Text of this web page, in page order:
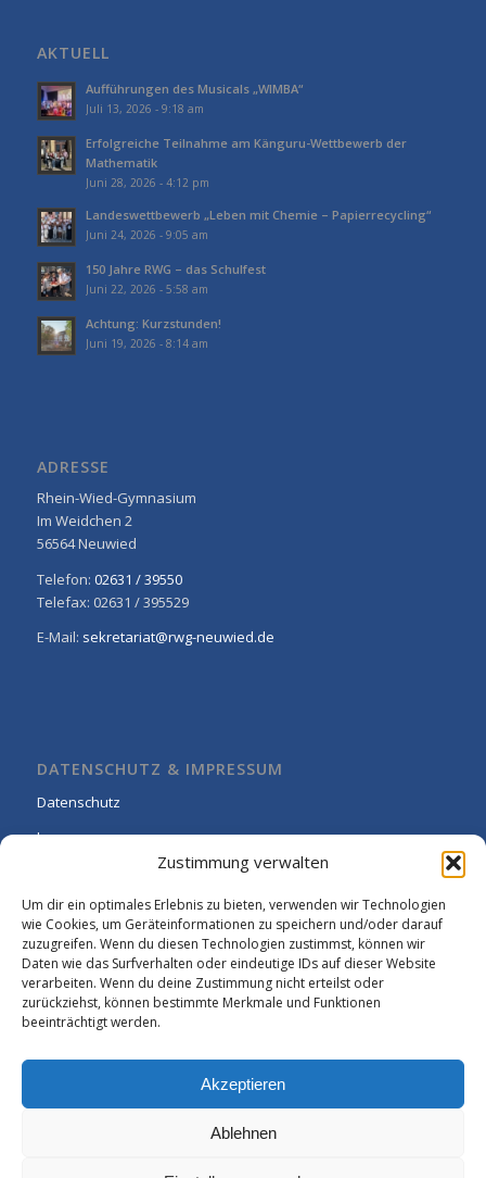
Zustimmung verwalten
Um dir ein optimales Erlebnis zu bieten, verwenden wir Technologien
wie Cookies, um Geräteinformationen zu speichern und/oder darauf
zuzugreifen. Wenn du diesen Technologien zustimmst, können wir
Daten wie das Surfverhalten oder eindeutige IDs auf dieser Website
verarbeiten. Wenn du deine Zustimmung nicht erteilst oder
zurückziehst, können bestimmte Merkmale und Funktionen
beeinträchtigt werden.
Akzeptieren
Ablehnen
AKTUELL
Aufführungen des Musicals „WIMBA“
Juli 13, 2026 - 9:18 am
Erfolgreiche Teilnahme am Känguru-Wettbewerb der
Mathematik
Juni 28, 2026 - 4:12 pm
Landeswettbewerb „Leben mit Chemie – Papierrecycling“
Juni 24, 2026 - 9:05 am
150 Jahre RWG – das Schulfest
Juni 22, 2026 - 5:58 am
Achtung: Kurzstunden!
Juni 19, 2026 - 8:14 am
ADRESSE
Rhein-Wied-Gymnasium
Im Weidchen 2
56564 Neuwied
Telefon: 02631 / 39550
Telefax: 02631 / 395529
E-Mail: sekretariat@rwg-neuwied.de
DATENSCHUTZ & IMPRESSUM
Datenschutz
Impressum
Cookie-Richtlinie (EU)